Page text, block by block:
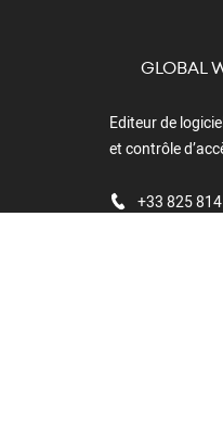
GLOBAL
Editeur de
et contrôle
+33 825